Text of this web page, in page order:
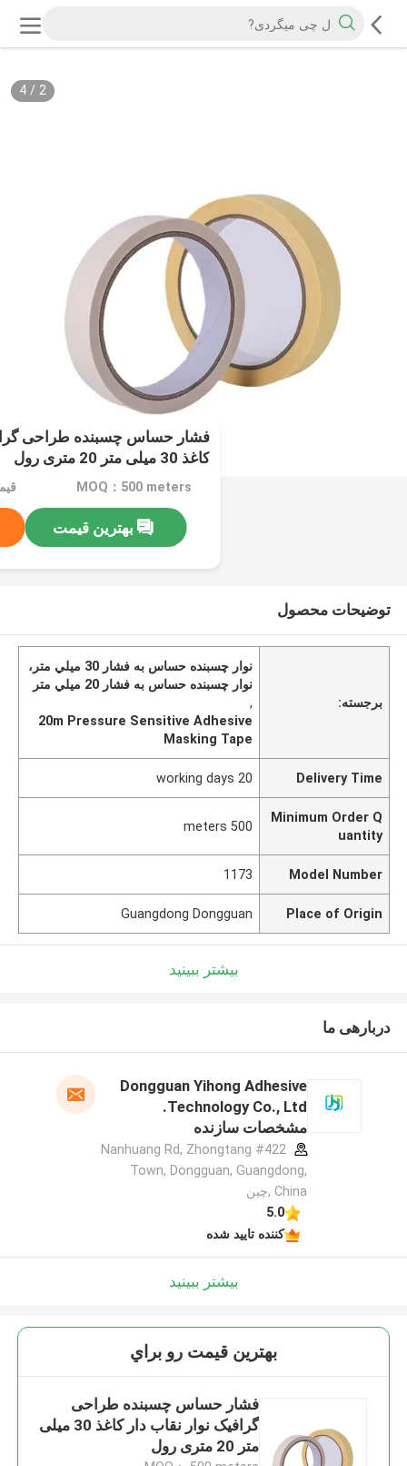
2
/
4
فشار حساس چسبنده طراحی
کاغذ 30 میلی متر 20 متری رول
MOQ：500 meters
بهترین قیمت
توضیحات محصول
برجسته:
نوار چسبنده حساس به فشار 30 ميلي متر،
نوار چسبنده حساس به فشار 20 ميلي متر
,
20m Pressure Sensitive Adhesive
Masking Tape
Delivery Time
20 working days
Minimum Order Q
uantity
500 meters
Model Number
1173
Place of Origin
Guangdong Dongguan
بیشتر ببینید
دربارهی ما
Dongguan Yihong Adhesive
Technology Co., Ltd.
مشخصات سازنده
#422 Nanhuang Rd, Zhongtang
Town, Dongguan, Guangdong,
China ,چین
5.0
کننده تایید شده
بیشتر ببینید
بهترين قيمت رو براي
فشار حساس چسبنده طراحی
گرافیک نوار نقاب دار کاغذ 30 میلی
متر 20 متری رول